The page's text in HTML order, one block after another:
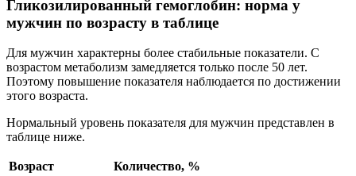
Гликозилированный гемоглобин: норма у
мужчин по возрасту в таблице
Для мужчин характерны более стабильные показатели. С
возрастом метаболизм замедляется только после 50 лет.
Поэтому повышение показателя наблюдается по достижении
этого возраста.
Нормальный уровень показателя для мужчин представлен в
таблице ниже.
Возраст
Количество, %